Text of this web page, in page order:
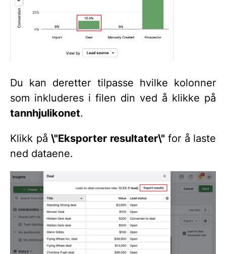
Du kan deretter tilpasse hvilke kolonner
som inkluderes i filen din ved å klikke på
tannhjulikonet.
Klikk på \"Eksporter resultater\" for å laste
ned dataene.